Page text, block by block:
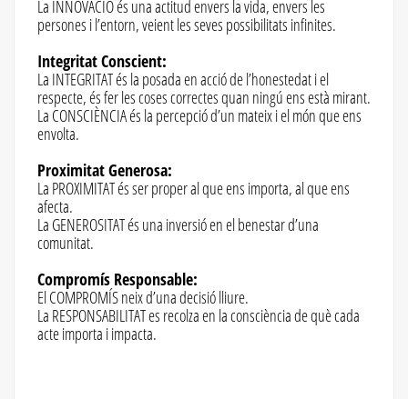
La INNOVACIÓ és una actitud envers la vida, envers les
persones i l’entorn, veient les seves possibilitats infinites.
Integritat Conscient:
La INTEGRITAT és la posada en acció de l’honestedat i el
respecte, és fer les coses correctes quan ningú ens està mirant.
La CONSCIÈNCIA és la percepció d’un mateix i el món que ens
envolta.
Proximitat Generosa:
La PROXIMITAT és ser proper al que ens importa, al que ens
afecta.
La GENEROSITAT és una inversió en el benestar d’una
comunitat.
Compromís Responsable:
El COMPROMÍS neix d’una decisió lliure.
La RESPONSABILITAT es recolza en la consciència de què cada
acte importa i impacta.